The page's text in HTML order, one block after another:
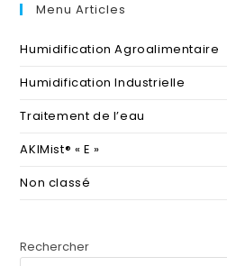
Menu Articles
Humidification Agroalimentaire
Humidification Industrielle
Traitement de l’eau
AKIMist® « E »
Non classé
Rechercher